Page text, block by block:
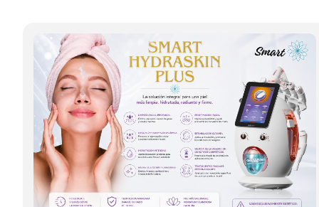
e
l
M
i
c
r
o
d
e
l
a
c
i
ó
n